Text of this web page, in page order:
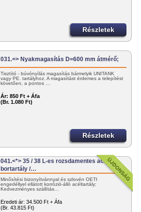
Részletek
031.<> Nyakmagasítás D=600 mm átmérő;
Tisztító - búvónyílás magasítás bármelyik UNITANK
vagy PE. tartályhoz. A magasítást érdemes a telepítést
követően, a pontos …
Ár: 850 Ft + Áfa
(Br. 1.080 Ft)
Részletek
041.<*> 35 / 38 L-es rozsdamentes acél
bortartály /…
Minősítési bizonyítvánnyal és szlovén OÉTI
engedéllyel ellátott korrózió-álló acéltartály;
Kedvezményes szállítás…
Eredeti ár: 34.500 Ft + Áfa
(Br. 43.815 Ft)